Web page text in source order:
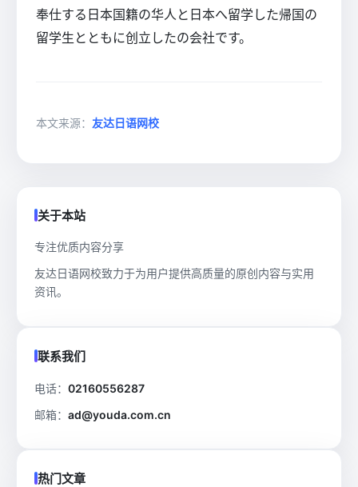
奉仕する日本国籍の华人と日本へ留学した帰国の
留学生とともに创立したの会社です。
本文来源： 友达日语网校
关于本站
专注优质内容分享
友达日语网校致力于为用户提供高质量的原创内容与实用
资讯。
联系我们
电话： 02160556287
邮箱： ad@youda.com.cn
热门文章